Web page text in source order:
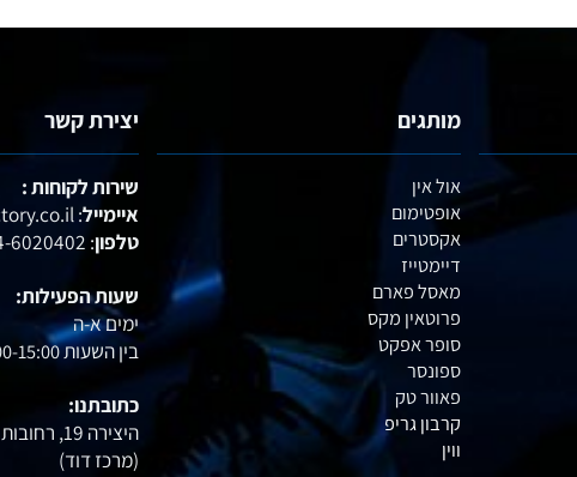
מותגים
אול אין
אופטימום
אקסטרים
דיימטייז
מאסל פארם
פרוטאין מקס
סופר אפקט
ספונסר
יצירת קשר
שירות לקוחות :
איימייל: office@profactory.co.il
טלפון: 054-6020402
שעות הפעילות:
ימים א-ה
בין השעות 10:00-15:00